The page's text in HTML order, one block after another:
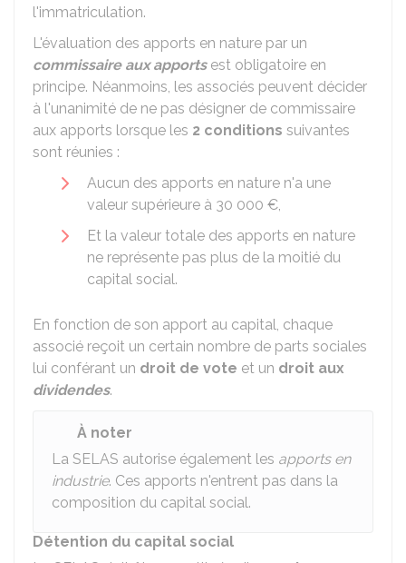
l'immatriculation.
L'évaluation des apports en nature par un
commissaire aux apportsest obligatoire en
principe. Néanmoins, les associés peuvent décider
à l'unanimité de ne pas désigner de commissaire
aux apports lorsque les 2 conditions suivantes
sont réunies :
Aucun des apports en nature n'a une
valeur supérieure à 30 000 €,
Et la valeur totale des apports en nature
ne représente pas plus de la moitié du
capital social.
En fonction de son apport au capital, chaque
associé reçoit un certain nombre de parts sociales
lui conférant un droit de vote et un droit aux
dividendes.
À noter
La SELAS autorise également les apports en
industrie. Ces apports n'entrent pas dans la
composition du capital social.
Détention du capital social